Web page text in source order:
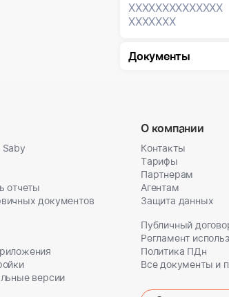
XXXXXXXXXXXXXX
XXXXXXX
Документы
отчеты
документов
версии
О компании
Контакты
Тарифы
Партнерам
Агентам
Защита данных
Публичный
Регламент
Политика ПДн
Все документы и